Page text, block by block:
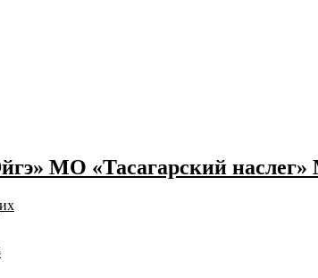
МО «Тасагарский